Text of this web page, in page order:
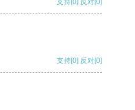
支持[0] 反对[0]
支持[0] 反对[0]